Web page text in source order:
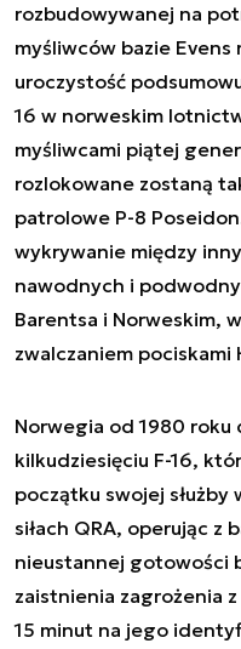
rozbudowywanej na
myśliwców bazie Evens
uroczystość
16 w norweskim
myśliwcami piątej
rozlokowane zostaną
patrolowe P-8
wykrywanie między
nawodnych i
Barentsa i Norweskim,
zwalczaniem pociskami
Norwegia od 1980 roku
kilkudziesięciu F-16,
początku swojej służby
siłach QRA, operując z
nieustannej gotowości
zaistnienia zagrożenia
15 minut na jego